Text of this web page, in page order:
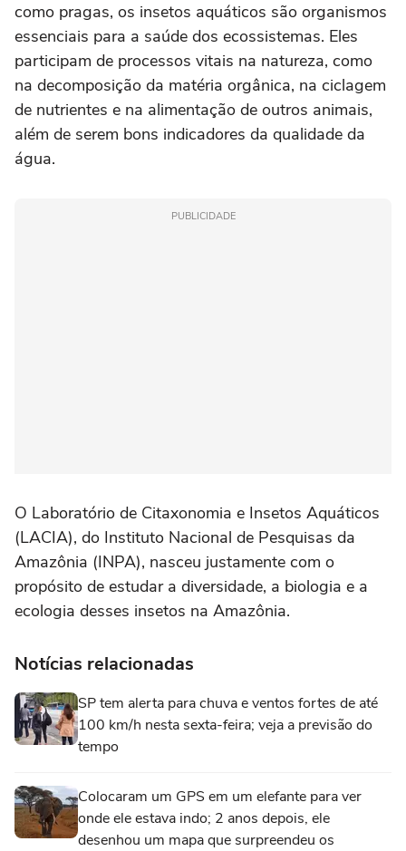
como pragas, os insetos aquáticos são organismos
essenciais para a saúde dos ecossistemas. Eles
participam de processos vitais na natureza, como
na decomposição da matéria orgânica, na ciclagem
de nutrientes e na alimentação de outros animais,
além de serem bons indicadores da qualidade da
água.
PUBLICIDADE
O Laboratório de Citaxonomia e Insetos Aquáticos
(LACIA), do Instituto Nacional de Pesquisas da
Amazônia (INPA), nasceu justamente com o
propósito de estudar a diversidade, a biologia e a
ecologia desses insetos na Amazônia.
Notícias relacionadas
SP tem alerta para chuva e ventos fortes de até
100 km/h nesta sexta-feira; veja a previsão do
tempo
Colocaram um GPS em um elefante para ver
onde ele estava indo; 2 anos depois, ele
desenhou um mapa que surpreendeu os